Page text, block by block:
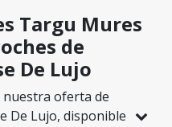
Targu Mures
de
De Lujo
oferta de
De Lujo, disponible